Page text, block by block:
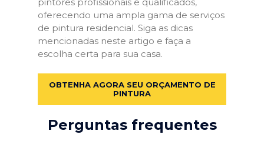
oferecendo uma ampla gama de serviços
de pintura residencial. Siga as dicas
mencionadas neste artigo e faça a
escolha certa para sua casa.
OBTENHA AGORA SEU ORÇAMENTO DE
PINTURA
Perguntas frequentes